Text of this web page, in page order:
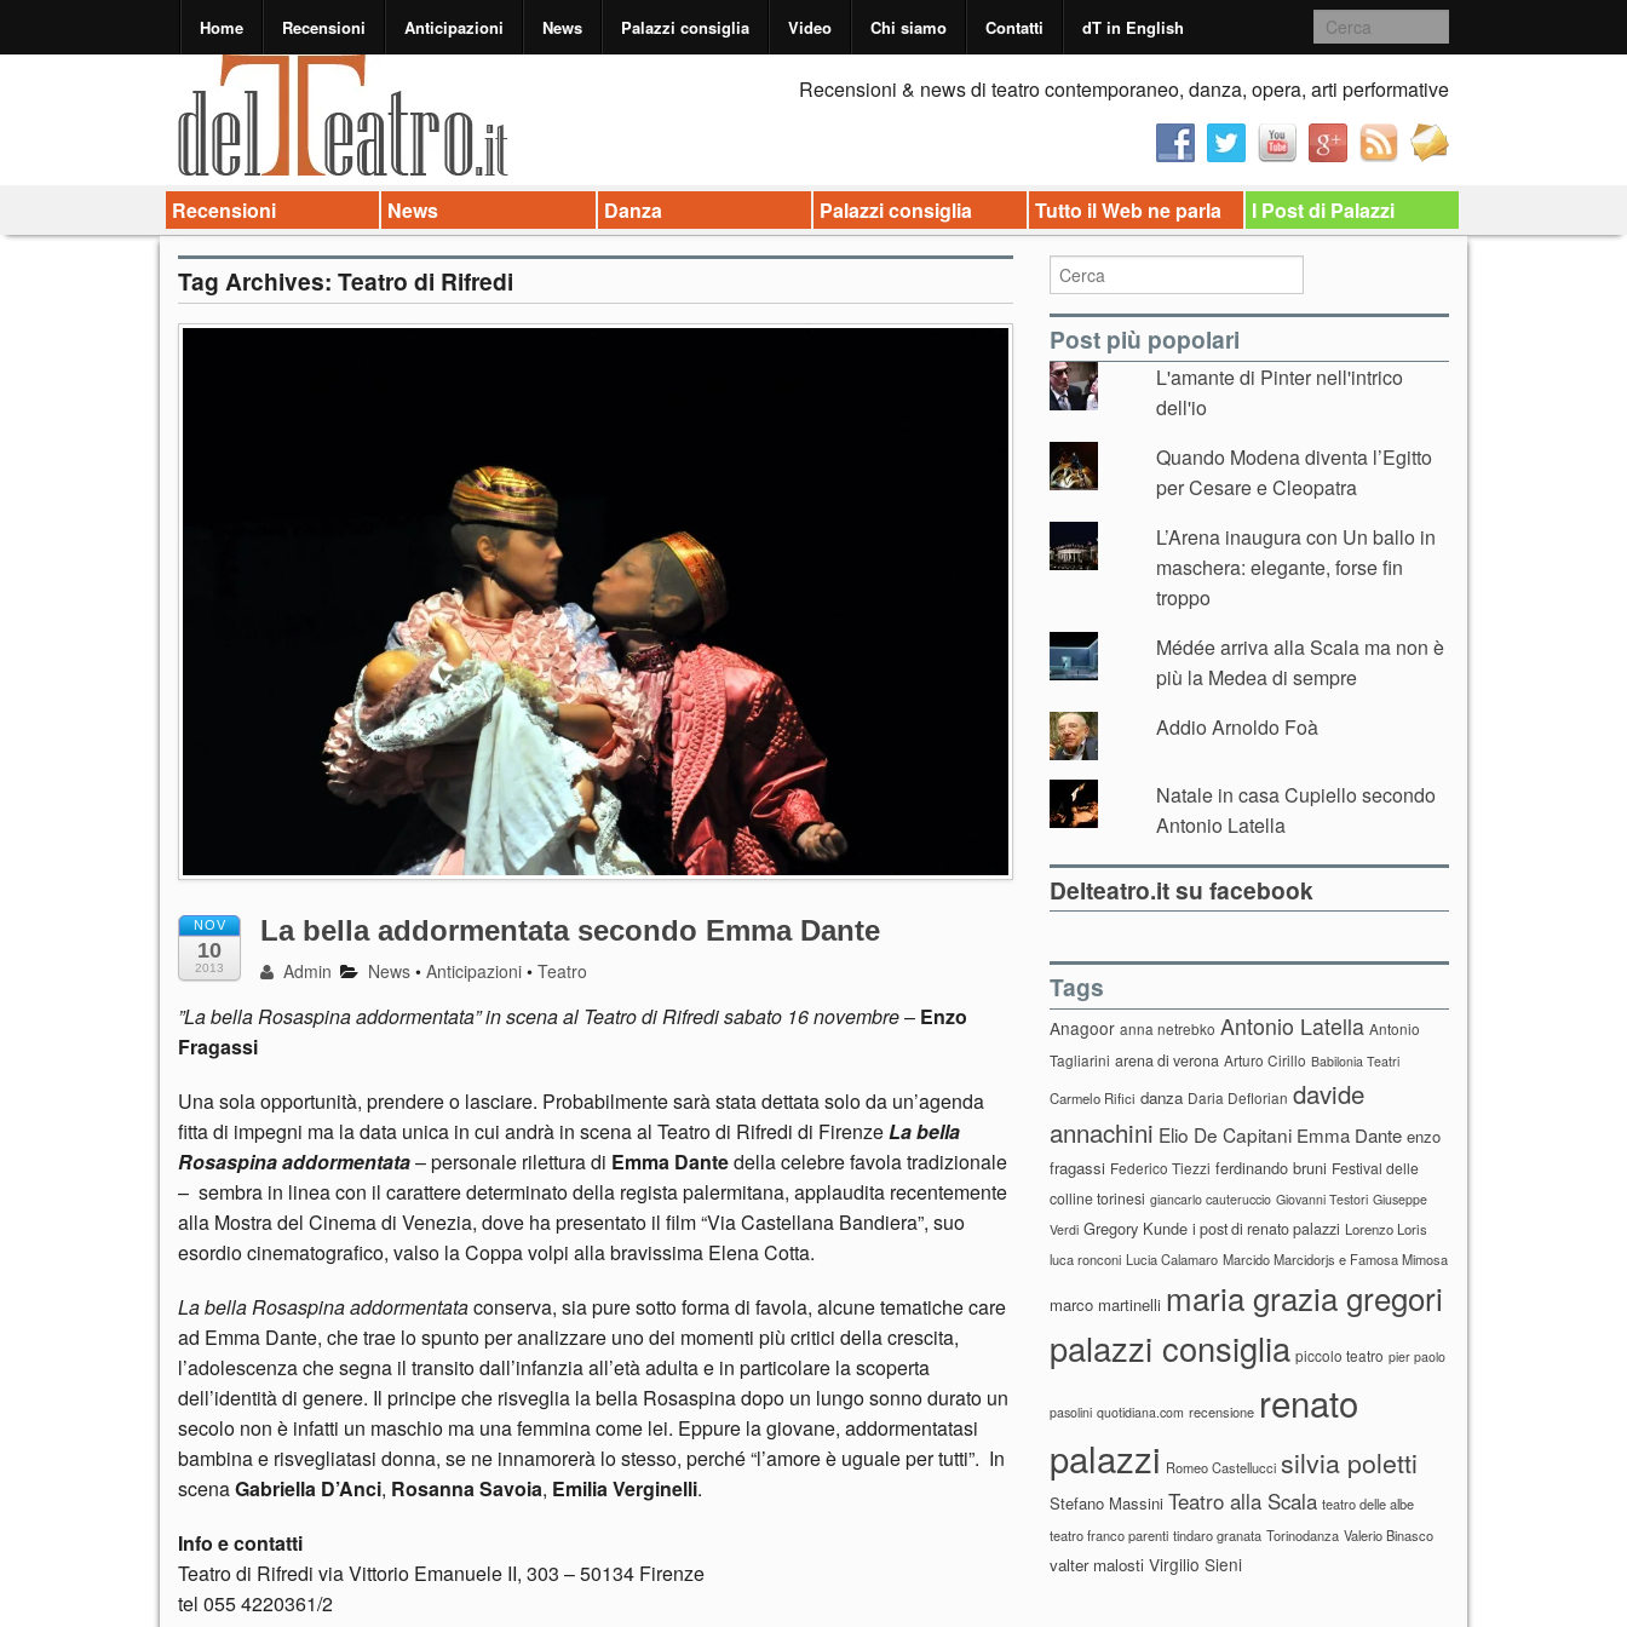
Home Recensioni Anticipazioni News Palazzi consiglia Video Chi siamo Contatti dT in English
Recensioni & news di teatro contemporaneo, danza, opera, arti performative
Recensioni News Danza Palazzi consiglia Tutto il Web ne parla I Post di Palazzi
Tag Archives: Teatro di Rifredi
NOV
10
2013
La bella addormentata secondo Emma Dante
Admin News •Anticipazioni •Teatro
”La bella Rosaspina addormentata” in scena al Teatro di Rifredi sabato 16 novembre– Enzo
Fragassi
Una sola opportunità, prendere o lasciare. Probabilmente sarà stata dettata solo da un’agenda
fitta di impegni ma la data unica in cui andrà in scena al Teatro di Rifredi di Firenze La bella
Rosaspina addormentata– personale rilettura di Emma Dantedella celebre favola tradizionale
– sembra in linea con il carattere determinato della regista palermitana, applaudita recentemente
alla Mostra del Cinema di Venezia, dove ha presentato il film “Via Castellana Bandiera”, suo
esordio cinematografico, valso la Coppa volpi alla bravissima Elena Cotta.
La bella Rosaspina addormentataconserva, sia pure sotto forma di favola, alcune tematiche care
ad Emma Dante, che trae lo spunto per analizzare uno dei momenti più critici della crescita,
l’adolescenza che segna il transito dall’infanzia all’età adulta e in particolare la scoperta
dell’identità di genere. Il principe che risveglia la bella Rosaspina dopo un lungo sonno durato un
secolo non è infatti un maschio ma una femmina come lei. Eppure la giovane, addormentatasi
bambina e risvegliatasi donna, se ne innamorerà lo stesso, perché “l’amore è uguale per tutti”. In
scenaGabriella D’Anci, Rosanna Savoia, Emilia Verginelli.
Info e contatti
Teatro di Rifredi via Vittorio Emanuele II, 303 – 50134 Firenze
tel 055 4220361/2
Post più popolari
L'amante di Pinter nell'intrico
dell'io
Quando Modena diventa l’Egitto
per Cesare e Cleopatra
L’Arena inaugura con Un ballo in
maschera: elegante, forse fin
troppo
Médée arriva alla Scala ma non è
più la Medea di sempre
Addio Arnoldo Foà
Natale in casa Cupiello secondo
Antonio Latella
Delteatro.it su facebook
Tags
Anagoor anna netrebko Antonio Latella Antonio
Tagliarini arena di verona Arturo Cirillo Babilonia Teatri
Carmelo Rifici danza Daria Deflorian davide
annachini Elio De Capitani Emma Dante enzo
fragassi Federico Tiezzi ferdinando bruni Festival delle
colline torinesi giancarlo cauteruccio Giovanni Testori Giuseppe
Verdi Gregory Kunde i post di renato palazzi Lorenzo Loris
luca ronconi Lucia Calamaro Marcido Marcidorjs e Famosa Mimosa
marco martinelli maria grazia gregori
palazzi consiglia piccolo teatro pier paolo
pasolini quotidiana.com recensione renato
palazzi Romeo Castellucci silvia poletti
Stefano Massini Teatro alla Scala teatro delle albe
teatro franco parenti tindaro granata Torinodanza Valerio Binasco
valter malosti Virgilio Sieni